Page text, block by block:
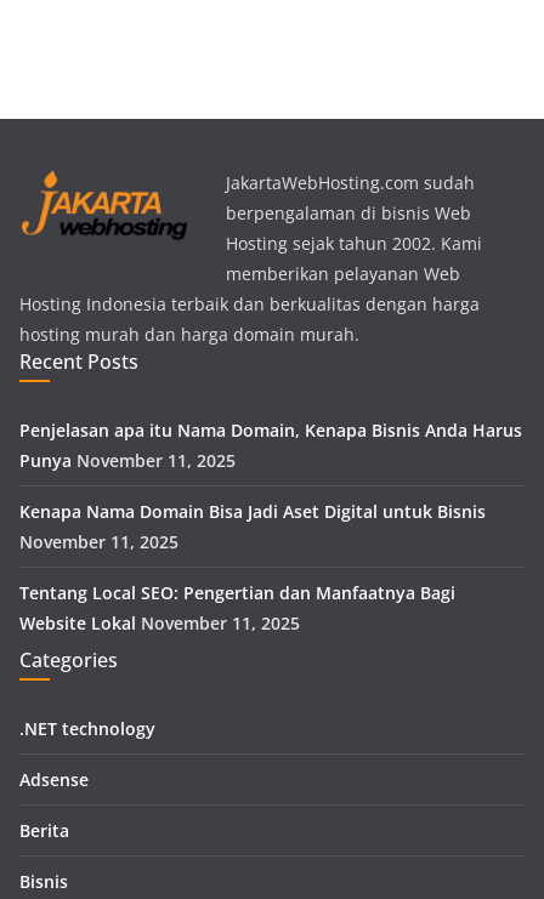
JakartaWebHosting.com sudah
berpengalaman di bisnis Web
Hosting sejak tahun 2002. Kami
memberikan pelayanan Web
Hosting Indonesia terbaik dan berkualitas dengan harga
hosting murah dan harga domain murah.
Recent Posts
Penjelasan apa itu Nama Domain, Kenapa Bisnis Anda Harus
Punya November 11, 2025
Kenapa Nama Domain Bisa Jadi Aset Digital untuk Bisnis
November 11, 2025
Tentang Local SEO: Pengertian dan Manfaatnya Bagi
Website Lokal November 11, 2025
Categories
.NET technology
Adsense
Berita
Bisnis